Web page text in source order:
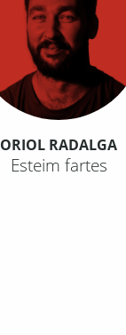
ORIOL RADALGA
Esteim fartes